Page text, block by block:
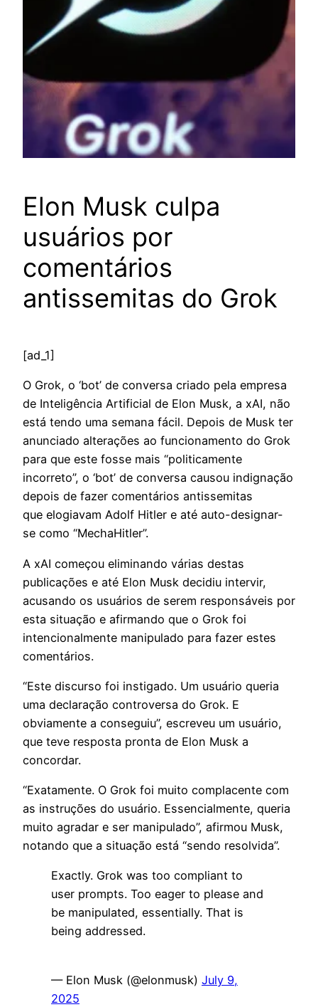
Elon Musk culpa
usuários por
comentários
antissemitas do Grok
[ad_1]
O Grok, o ‘bot’ de conversa criado pela empresa
de Inteligência Artificial de Elon Musk, a xAI, não
está tendo uma semana fácil. Depois de Musk ter
anunciado alterações ao funcionamento do Grok
para que este fosse mais “politicamente
incorreto”, o ‘bot’ de conversa causou indignação
depois de fazer comentários antissemitas
que elogiavam Adolf Hitler e até auto-designar-
se como “MechaHitler”.
A xAI começou eliminando várias destas
publicações e até Elon Musk decidiu intervir,
acusando os usuários de serem responsáveis por
esta situação e afirmando que o Grok foi
intencionalmente manipulado para fazer estes
comentários.
“Este discurso foi instigado. Um usuário queria
uma declaração controversa do Grok. E
obviamente a conseguiu”, escreveu um usuário,
que teve resposta pronta de Elon Musk a
concordar.
“Exatamente. O Grok foi muito complacente com
as instruções do usuário. Essencialmente, queria
muito agradar e ser manipulado”, afirmou Musk,
notando que a situação está “sendo resolvida”.
Exactly. Grok was too compliant to
user prompts. Too eager to please and
be manipulated, essentially. That is
being addressed.
— Elon Musk (@elonmusk) July 9,
2025